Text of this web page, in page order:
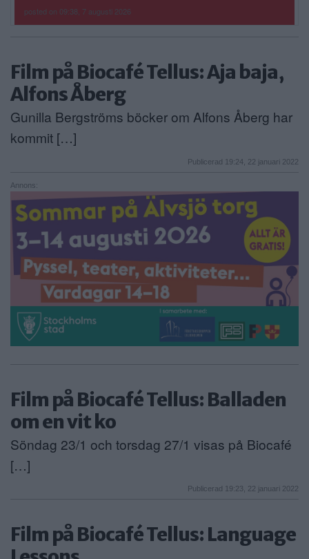
posted on 09:38, 7 augusti 2026
Film på Biocafé Tellus: Aja baja,
Alfons Åberg
Gunilla Bergströms böcker om Alfons Åberg har
kommit […]
Publicerad 19:24, 22 januari 2022
Annons:
Film på Biocafé Tellus: Balladen
om en vit ko
Söndag 23/1 och torsdag 27/1 visas på Biocafé
[…]
Publicerad 19:23, 22 januari 2022
Film på Biocafé Tellus: Language